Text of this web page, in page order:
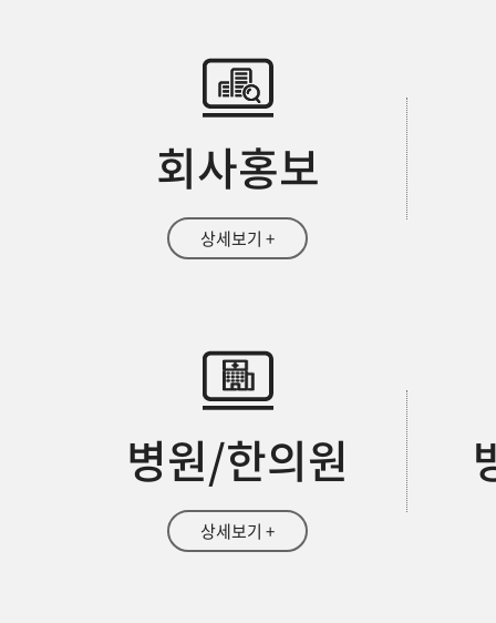
회사홍보
상세보기 +
병원/한의원
상세보기 +